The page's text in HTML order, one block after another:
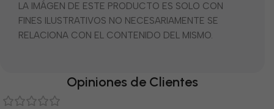
LA IMÁGEN DE ESTE PRODUCTO ES SOLO CON
FINES ILUSTRATIVOS NO NECESARIAMENTE SE
RELACIONA CON EL CONTENIDO DEL MISMO.
Opiniones de Clientes